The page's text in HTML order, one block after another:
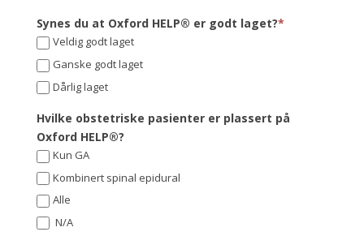
Synes du at Oxford HELP® er godt laget?*
Veldig godt laget
Ganske godt laget
Dårlig laget
Hvilke obstetriske pasienter er plassert på
Oxford HELP®?
Kun GA
Kombinert spinal epidural
Alle
N/A